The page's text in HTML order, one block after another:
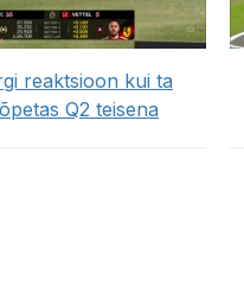
reaktsioon kui ta
Q2 teisena